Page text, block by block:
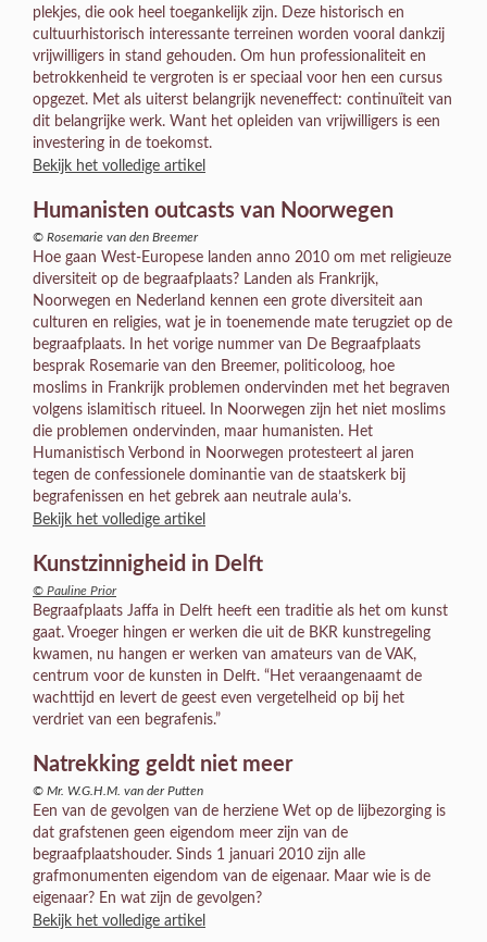
plekjes, die ook heel toegankelijk zijn. Deze historisch en
cultuurhistorisch interessante terreinen worden vooral dankzij
vrijwilligers in stand gehouden. Om hun professionaliteit en
betrokkenheid te vergroten is er speciaal voor hen een cursus
opgezet. Met als uiterst belangrijk neveneffect: continuïteit van
dit belangrijke werk. Want het opleiden van vrijwilligers is een
investering in de toekomst.
Bekijk het volledige artikel
Humanisten outcasts van Noorwegen
© Rosemarie van den Breemer
Hoe gaan West-Europese landen anno 2010 om met religieuze
diversiteit op de begraafplaats? Landen als Frankrijk,
Noorwegen en Nederland kennen een grote diversiteit aan
culturen en religies, wat je in toenemende mate terugziet op de
begraafplaats. In het vorige nummer van De Begraafplaats
besprak Rosemarie van den Breemer, politicoloog, hoe
moslims in Frankrijk problemen ondervinden met het begraven
volgens islamitisch ritueel. In Noorwegen zijn het niet moslims
die problemen ondervinden, maar humanisten. Het
Humanistisch Verbond in Noorwegen protesteert al jaren
tegen de confessionele dominantie van de staatskerk bij
begrafenissen en het gebrek aan neutrale aula’s.
Bekijk het volledige artikel
Kunstzinnigheid in Delft
© Pauline Prior
Begraafplaats Jaffa in Delft heeft een traditie als het om kunst
gaat. Vroeger hingen er werken die uit de BKR kunstregeling
kwamen, nu hangen er werken van amateurs van de VAK,
centrum voor de kunsten in Delft. “Het veraangenaamt de
wachttijd en levert de geest even vergetelheid op bij het
verdriet van een begrafenis.”
Natrekking geldt niet meer
© Mr. W.G.H.M. van der Putten
Een van de gevolgen van de herziene Wet op de lijbezorging is
dat grafstenen geen eigendom meer zijn van de
begraafplaatshouder. Sinds 1 januari 2010 zijn alle
grafmonumenten eigendom van de eigenaar. Maar wie is de
eigenaar? En wat zijn de gevolgen?
Bekijk het volledige artikel